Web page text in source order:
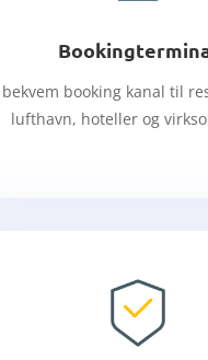
bekvem booking kanal til
lufthavn, hoteller og